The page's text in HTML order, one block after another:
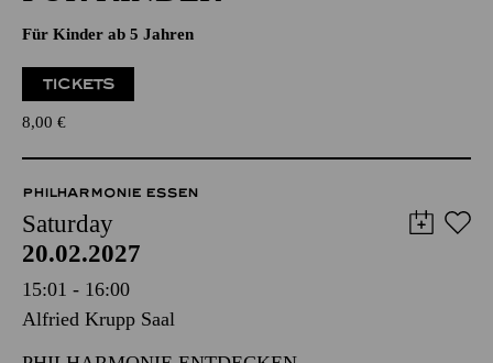
Für Kinder ab 5 Jahren
TICKETS
8,00 €
PHILHARMONIE ESSEN
Saturday
20.02.2027
15:01 - 16:00
Alfried Krupp Saal